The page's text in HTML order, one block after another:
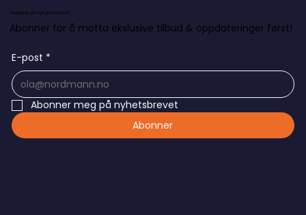
Abonner på nyhetsbrevet
Abonner for å motta ekslusive tilbud & oppdateringer først!
E-post *
Abonner meg på nyhetsbrevet
Abonner